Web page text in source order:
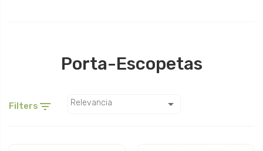
Porta-Escopetas
Filters  Relevancia 